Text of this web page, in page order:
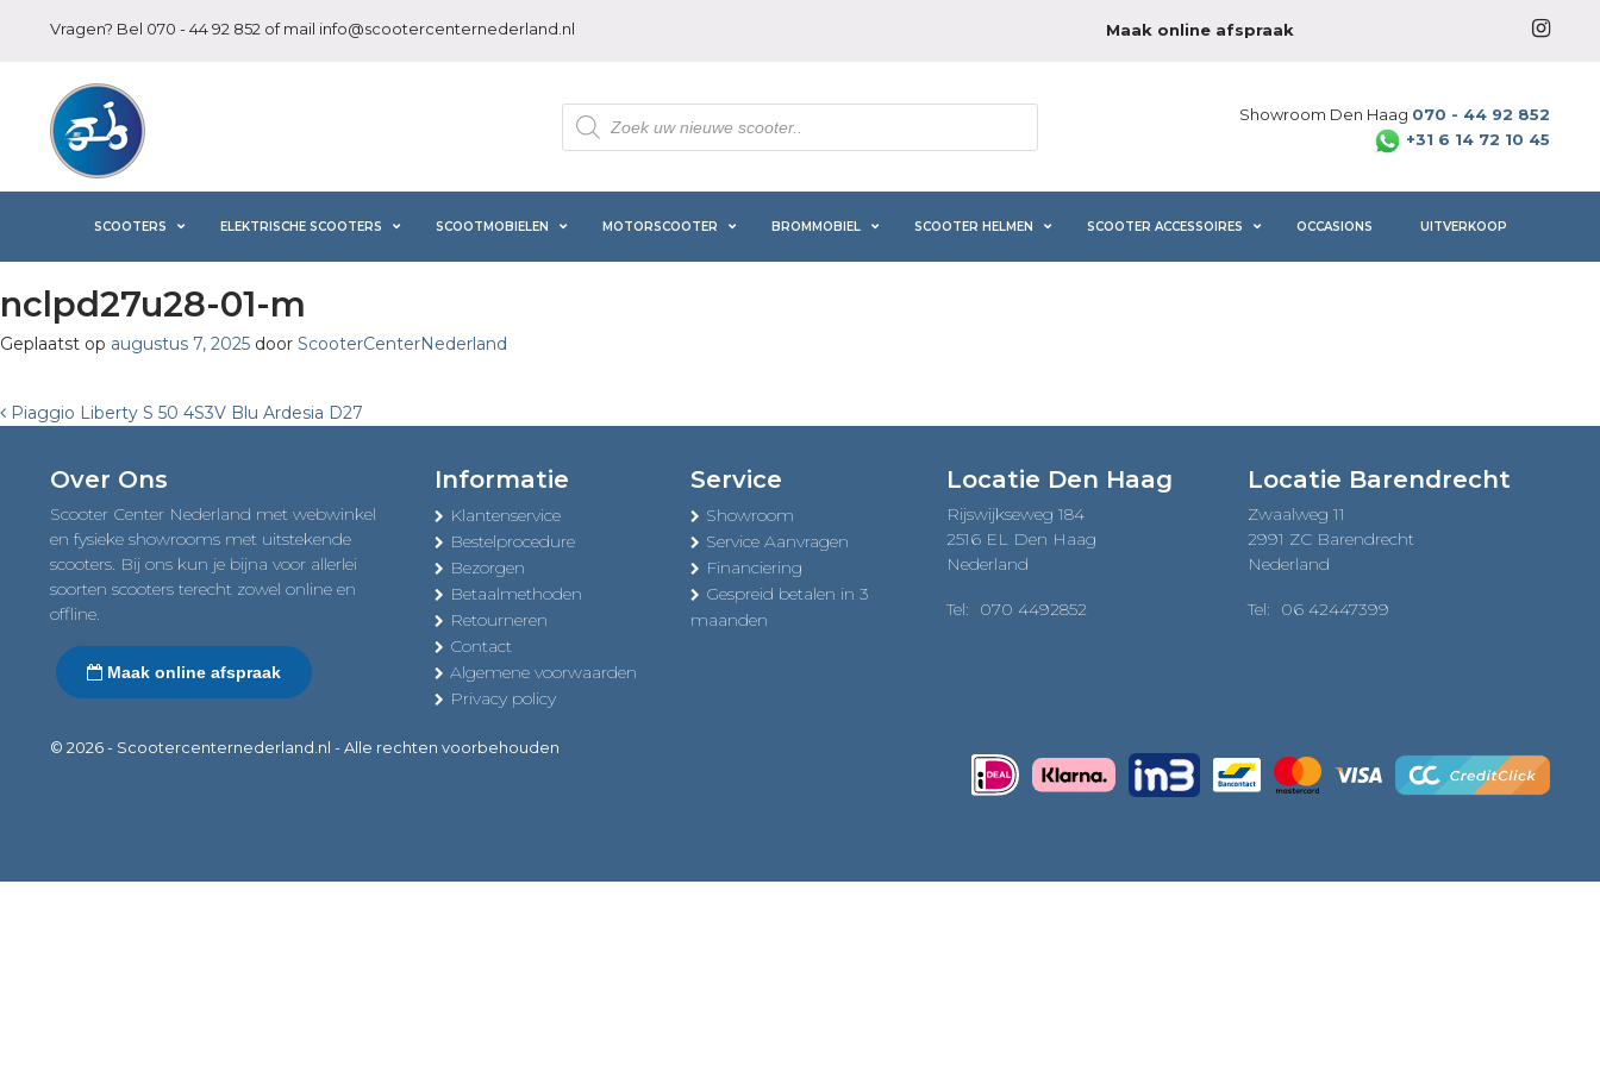
Vragen? Bel 070 - 44 92 852 of mail info@scootercenternederland.nl Maak online afspraak
Producten
zoeken
Showroom Den Haag 070 - 44 92 852
+31 6 14 72 10 45
SCOOTERS ELEKTRISCHE SCOOTERS SCOOTMOBIELEN MOTORSCOOTER BROMMOBIEL SCOOTER HELMEN SCOOTER ACCESSOIRES OCCASIONS UITVERKOOP
nclpd27u28-01-m
Geplaatst op augustus 7, 2025 door ScooterCenterNederland
Post
navigation
Piaggio Liberty S 50 4S3V Blu Ardesia D27
Over Ons
Scooter Center Nederland met webwinkel
en fysieke showrooms met uitstekende
scooters. Bij ons kun je bijna voor allerlei
soorten scooters terecht zowel online en
offline.
Maak online afspraak
Informatie
Klantenservice
Bestelprocedure
Bezorgen
Betaalmethoden
Retourneren
Contact
Algemene voorwaarden
Privacy policy
Service
Showroom
Service Aanvragen
Financiering
Gespreid betalen in 3
maanden
Locatie Den Haag
Rijswijkseweg 184
2516 EL Den Haag
Nederland
Tel: 070 4492852
Locatie Barendrecht
Zwaalweg 11
2991 ZC Barendrecht
Nederland
Tel: 06 42447399
© 2026 - Scootercenternederland.nl - Alle rechten voorbehouden